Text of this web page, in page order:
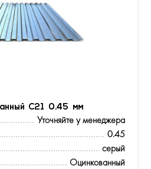
С21 0.45 мм
Уточняйте у менеджера
0.45
серый
Оцинкованный